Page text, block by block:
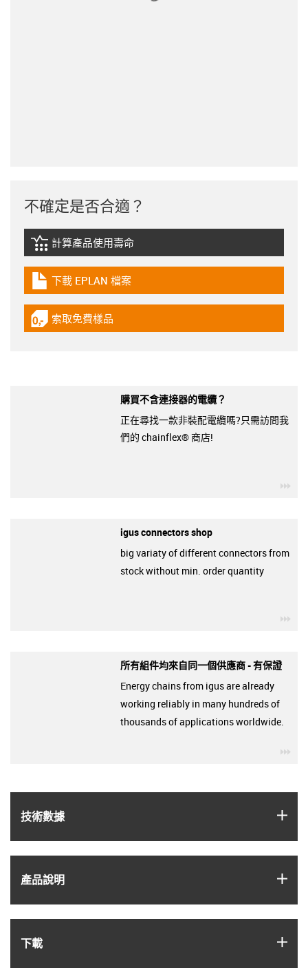
技術數據
產品說明
下載
不確定是否合適？
igus-icon-lebensdauerrechner
計算產品使用壽命
igus-icon-download-plan
下載 EPLAN 檔案
igus-icon-gratismuster
索取免費樣品
購買不含連接器的電纜？
正在尋找一款非裝配電纜嗎?只需訪問我
們的 chainflex® 商店!
igus connectors shop
big variaty of different connectors from
stock without min. order quantity
所有組件均來自同一個供應商 - 有保證
Energy chains from igus are already
working reliably in many hundreds of
thousands of applications worldwide.